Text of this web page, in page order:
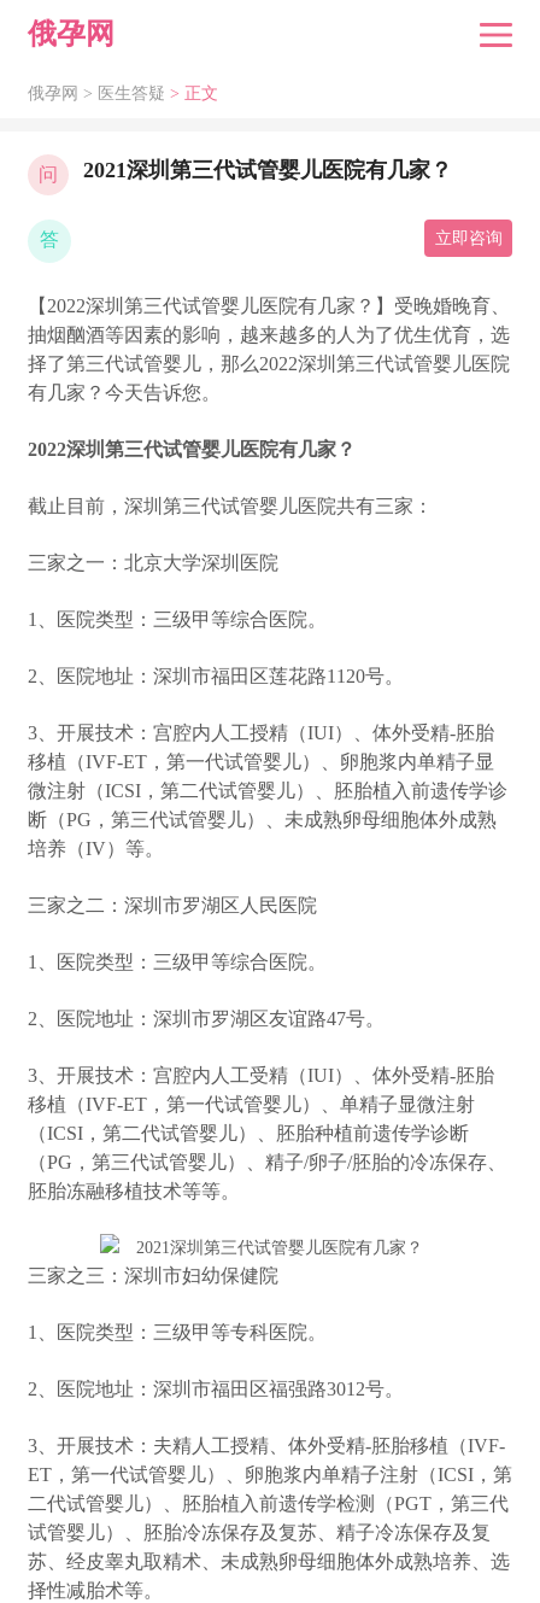
俄孕网
俄孕网 > 医生答疑 > 正文
问 2021深圳第三代试管婴儿医院有几家？
答 立即咨询
【2022深圳第三代试管婴儿医院有几家？】受晚婚晚育、
抽烟酗酒等因素的影响，越来越多的人为了优生优育，选
择了第三代试管婴儿，那么2022深圳第三代试管婴儿医院
有几家？今天告诉您。
2022深圳第三代试管婴儿医院有几家？
截止目前，深圳第三代试管婴儿医院共有三家：
三家之一：北京大学深圳医院
1、医院类型：三级甲等综合医院。
2、医院地址：深圳市福田区莲花路1120号。
3、开展技术：宫腔内人工授精（IUI）、体外受精-胚胎
移植（IVF-ET，第一代试管婴儿）、卵胞浆内单精子显
微注射（ICSI，第二代试管婴儿）、胚胎植入前遗传学诊
断（PG，第三代试管婴儿）、未成熟卵母细胞体外成熟
培养（IV）等。
三家之二：深圳市罗湖区人民医院
1、医院类型：三级甲等综合医院。
2、医院地址：深圳市罗湖区友谊路47号。
3、开展技术：宫腔内人工受精（IUI）、体外受精-胚胎
移植（IVF-ET，第一代试管婴儿）、单精子显微注射
（ICSI，第二代试管婴儿）、胚胎种植前遗传学诊断
（PG，第三代试管婴儿）、精子/卵子/胚胎的冷冻保存、
胚胎冻融移植技术等等。
三家之三：深圳市妇幼保健院
1、医院类型：三级甲等专科医院。
2、医院地址：深圳市福田区福强路3012号。
3、开展技术：夫精人工授精、体外受精-胚胎移植（IVF-
ET，第一代试管婴儿）、卵胞浆内单精子注射（ICSI，第
二代试管婴儿）、胚胎植入前遗传学检测（PGT，第三代
试管婴儿）、胚胎冷冻保存及复苏、精子冷冻保存及复
苏、经皮睾丸取精术、未成熟卵母细胞体外成熟培养、选
择性减胎术等。